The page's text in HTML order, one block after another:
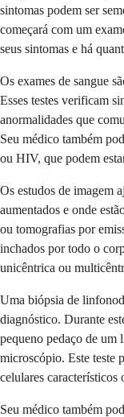
sintomas podem ser
começará com um
seus sintomas e há
Os exames de sangue
Esses testes verificam
anormalidades que
Seu médico também
ou HIV, que podem
Os estudos de imagem
aumentados e onde
ou tomografias por
inchados por todo o
unicêntrica ou
Uma biópsia de
diagnóstico. Durante
pequeno pedaço de um
microscópio. Este teste
celulares característicos
Seu médico também